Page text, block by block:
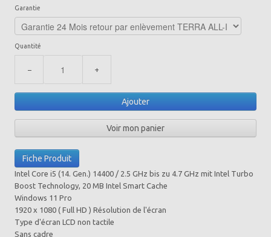
Garantie
Quantité
− +
Ajouter
Voir mon panier
Fiche Produit
Intel Core i5 (14. Gen.) 14400 / 2.5 GHz bis zu 4.7 GHz mit Intel Turbo
Boost Technology, 20 MB Intel Smart Cache
Windows 11 Pro
1920 x 1080 ( Full HD ) Résolution de l'écran
Type d'écran LCD non tactile
Sans cadre